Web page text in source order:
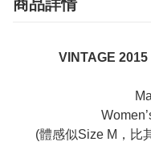
商品詳情
VINTAGE
(體感似Size M，比